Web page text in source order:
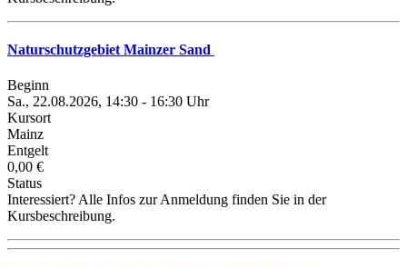
Naturschutzgebiet Mainzer Sand
Beginn
Sa., 22.08.2026, 14:30 - 16:30 Uhr
Kursort
Mainz
Entgelt
0,00 €
Status
Interessiert? Alle Infos zur Anmeldung finden Sie in der
Kursbeschreibung.